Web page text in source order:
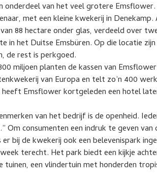
onderdeel van het veel grotere Emsflower.
met een kleine kwekerij in
88 hectare onder glas, verdeeld over
in het Duitse Emsbüren. Op die locatie
de rest is perkgoed.
miljoen planten de kassen van
van Europa en telt zo’n 400
Emsflower kortgeleden een hotel
van het bedrijf is de openheid.
Om consumenten een indruk te geven
bij de kwekerij ook een belevenispark
terecht. Het park biedt een kijkje
een vlindertuin met honderden